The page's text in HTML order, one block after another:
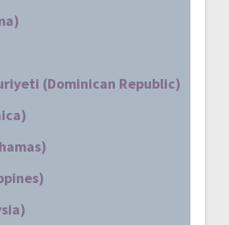
(Dominican Republic)